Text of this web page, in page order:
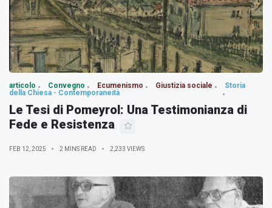
articolo Convegno Ecumenismo Giustizia sociale
Storia
della Chiesa - Contemporaneità
Le Tesi di Pomeyrol: Una Testimonianza di
Fede e Resistenza
FEB 12, 2025 2 MINS READ 2,233 VIEWS